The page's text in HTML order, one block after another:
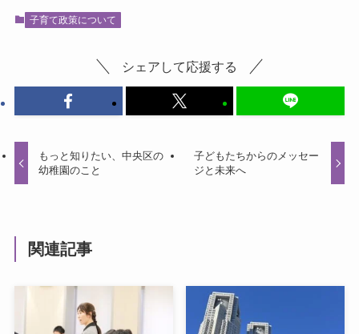
子育て政策について
シェアして応援する
もっと知りたい、中央区の
幼稚園のこと
子どもたちからのメッセー
ジと未来へ
関連記事